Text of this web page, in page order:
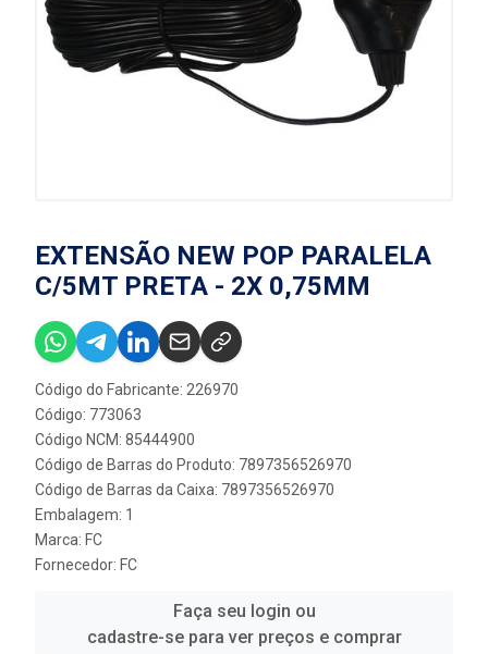
EXTENSÃO NEW POP PARALELA
C/5MT PRETA - 2X 0,75MM
Código do Fabricante: 226970
Código: 773063
Código NCM: 85444900
Código de Barras do Produto: 7897356526970
Código de Barras da Caixa: 7897356526970
Embalagem: 1
Marca: FC
Fornecedor: FC
Faça seu login ou
cadastre-se para ver preços e comprar